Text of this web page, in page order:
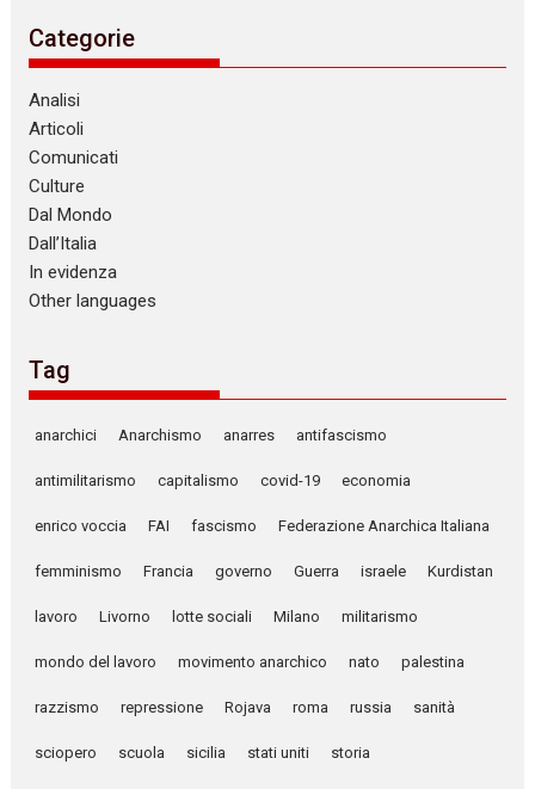
Categorie
Analisi
Articoli
Comunicati
Culture
Dal Mondo
Dall’Italia
In evidenza
Other languages
Tag
anarchici Anarchismo anarres antifascismo
antimilitarismo capitalismo covid-19 economia
enrico voccia FAI fascismo Federazione Anarchica Italiana
femminismo Francia governo Guerra israele Kurdistan
lavoro Livorno lotte sociali Milano militarismo
mondo del lavoro movimento anarchico nato palestina
razzismo repressione Rojava roma russia sanità
sciopero scuola sicilia stati uniti storia